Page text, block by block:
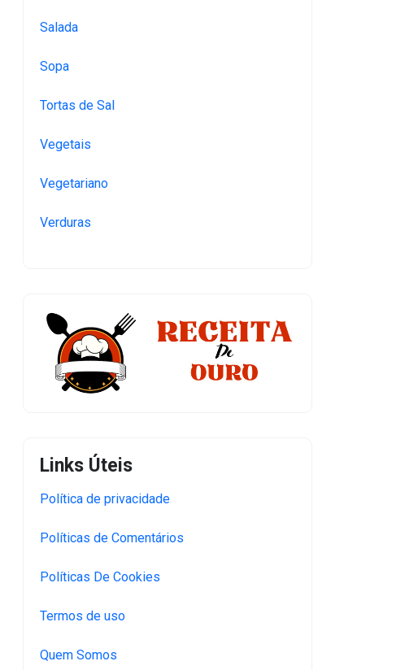
Salada
Sopa
Tortas de Sal
Vegetais
Vegetariano
Verduras
Links Úteis
Política de privacidade
Políticas de Comentários
Políticas De Cookies
Termos de uso
Quem Somos